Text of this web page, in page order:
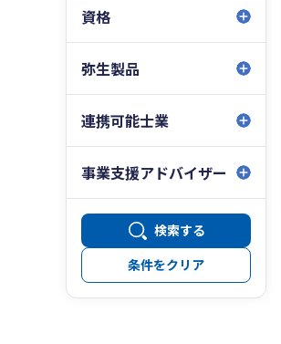
資格
弥生製品
連携可能士業
事業支援アドバイザー
検索する
条件をクリア